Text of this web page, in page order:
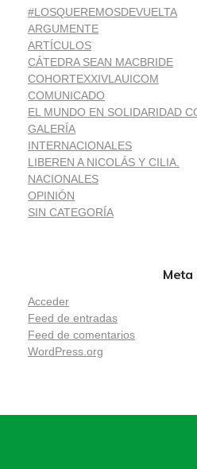
#LOSQUEREMOSDEVUELTA
ARGUMENTE
ARTÍCULOS
CÁTEDRA SEAN MACBRIDE
COHORTEXXIVLAUICOM
COMUNICADO
EL MUNDO EN SOLIDARIDAD
GALERÍA
INTERNACIONALES
LIBEREN A NICOLÁS Y CILIA.
NACIONALES
OPINIÓN
SIN CATEGORÍA
Meta
Acceder
Feed de entradas
Feed de comentarios
WordPress.org